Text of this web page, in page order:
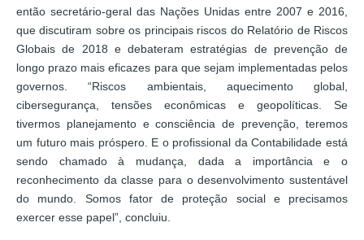
então secretário-geral das Nações Unidas entre 2007 e 2016,
que discutiram sobre os principais riscos do Relatório de Riscos
Globais de 2018 e debateram estratégias de prevenção de
longo prazo mais eficazes para que sejam implementadas pelos
governos. “Riscos ambientais, aquecimento global,
cibersegurança, tensões econômicas e geopolíticas. Se
tivermos planejamento e consciência de prevenção, teremos
um futuro mais próspero. E o profissional da Contabilidade está
sendo chamado à mudança, dada a importância e o
reconhecimento da classe para o desenvolvimento sustentável
do mundo. Somos fator de proteção social e precisamos
exercer esse papel”, concluiu.